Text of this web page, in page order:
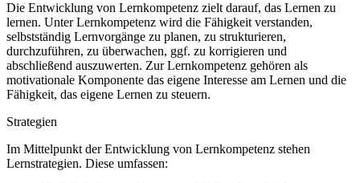
Die Entwicklung von Lernkompetenz zielt darauf, das Lernen zu
lernen. Unter Lernkompetenz wird die Fähigkeit verstanden,
selbstständig Lernvorgänge zu planen, zu strukturieren,
durchzuführen, zu überwachen, ggf. zu korrigieren und
abschließend auszuwerten. Zur Lernkompetenz gehören als
motivationale Komponente das eigene Interesse am Lernen und die
Fähigkeit, das eigene Lernen zu steuern.
Strategien
Im Mittelpunkt der Entwicklung von Lernkompetenz stehen
Lernstrategien. Diese umfassen: